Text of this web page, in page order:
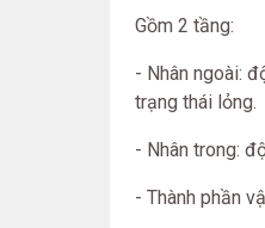
Gồm 2 tầng:
- Nhân ngoài:
trạng thái lỏng.
- Nhân trong:
- Thành phần